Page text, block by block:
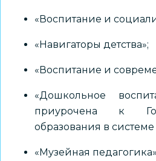
«Воспитание и
«Навигаторы детства»;
«Воспитание и
«Дошкольное
приурочена к
образования в
«Музейная